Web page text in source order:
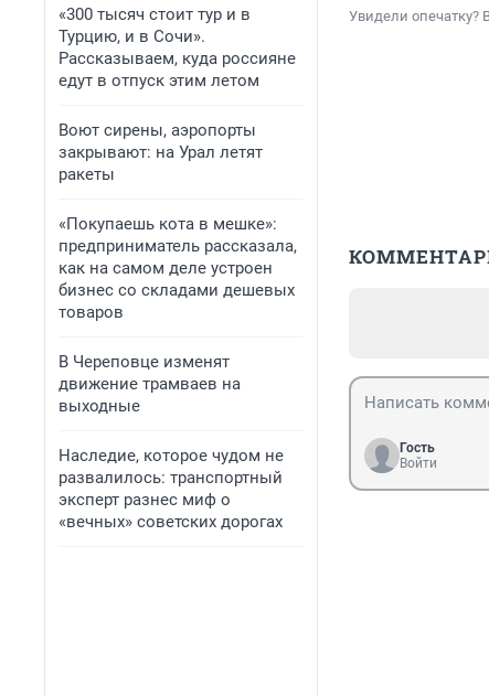
«300 тысяч стоит тур и в
Турцию, и в Сочи».
Рассказываем, куда россияне
едут в отпуск этим летом
Воют сирены, аэропорты
закрывают: на Урал летят
ракеты
«Покупаешь кота в мешке»:
предприниматель рассказала,
как на самом деле устроен
бизнес со складами дешевых
товаров
В Череповце изменят
движение трамваев на
выходные
Наследие, которое чудом не
развалилось: транспортный
эксперт разнес миф о
«вечных» советских дорогах
Увидели опечатку?
Гость
Войти